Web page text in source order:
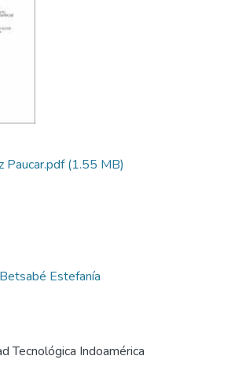
Paucar.pdf(1.55 MB)
Estefanía
Tecnológica Indoamérica